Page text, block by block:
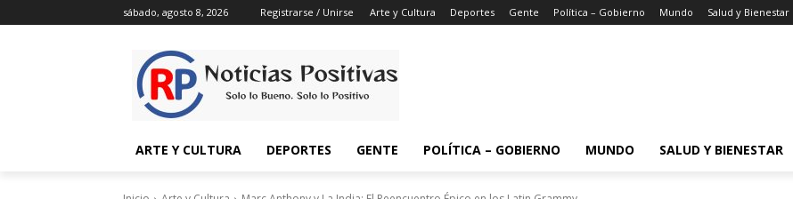
sábado, agosto 8, 2026 Registrarse / Unirse Arte y Cultura Deportes Gente Política – Gobierno Mundo Salud y Bienestar
ARTE Y CULTURA DEPORTES GENTE POLÍTICA – GOBIERNO MUNDO SALUD Y BIENESTAR